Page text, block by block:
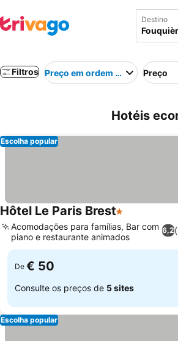
Destino
Filtros Preço em ordem crescentePreço
Hotéis
Escolha popular
Hôtel Le Paris Brest1 Estrelas
6,2
Acomodações para famílias, Bar com
piano e restaurante animados
De € 50
Consulte os preços de 5 sites
Escolha popular